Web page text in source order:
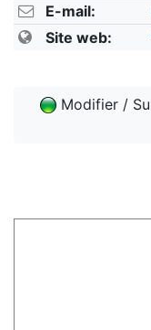
E-mail:
Site web:
Modifier / Supprimer un DJ, une Démo ou un